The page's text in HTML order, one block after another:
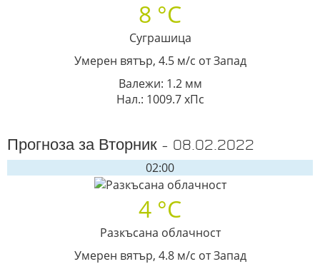
8 °C
Суграшица
Умерен вятър, 4.5 м/с от Запад
Валежи: 1.2 мм
Нал.: 1009.7 хПс
Прогноза за Вторник - 08.02.2022
02:00
4 °C
Разкъсана облачност
Умерен вятър, 4.8 м/с от Запад